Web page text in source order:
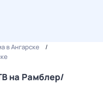
в Ангарске
на Рамблер/